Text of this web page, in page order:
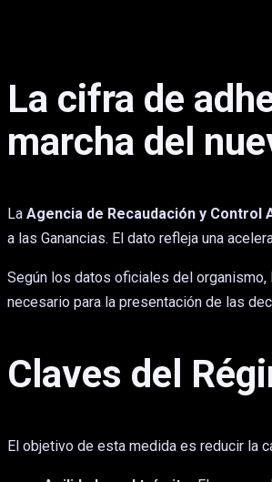
La cifra de
marcha del
La Agencia de Recaudación y Control
a las Ganancias. El dato refleja una
Según los datos oficiales del
necesario para la presentación de las
Claves del
El objetivo de esta medida es reducir la